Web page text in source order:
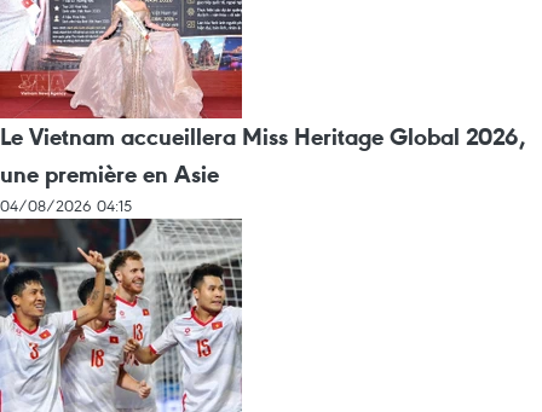
Le Vietnam accueillera Miss Heritage Global 2026,
une première en Asie
04/08/2026 04:15